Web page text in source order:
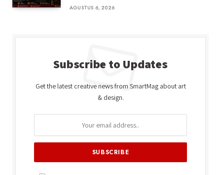
AGUSTUS 6, 2026
Subscribe to Updates
Get the latest creative news from SmartMag about art
& design.